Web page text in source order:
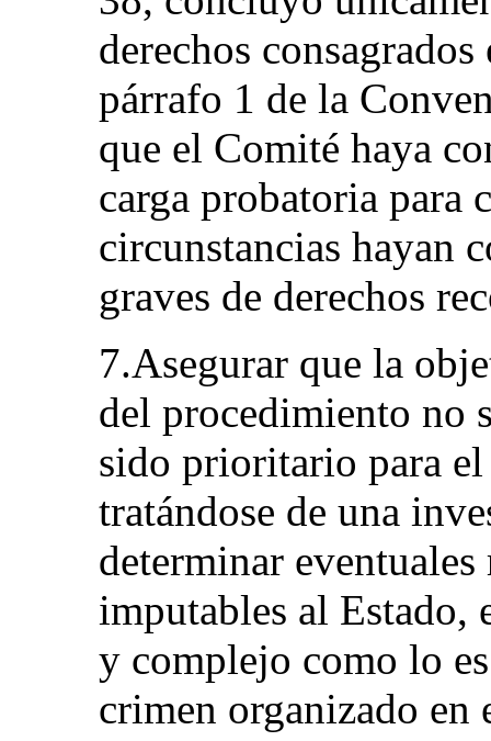
derechos
párrafo 1 de la
que el Comité haya
carga probatoria para
circunstancias hayan
graves de derechos
7.Asegurar que la
del procedimiento no
sido prioritario para el
tratándose de una
determinar
imputables al Estado,
y complejo como lo
crimen organizado